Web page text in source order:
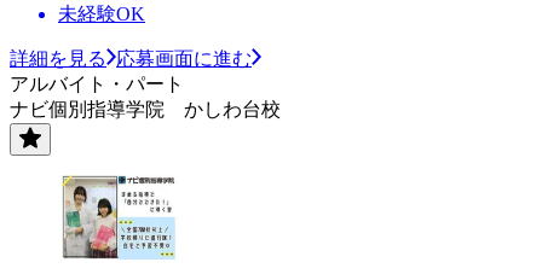
未経験OK
詳細を見る
応募画面に進む
アルバイト・パート
ナビ個別指導学院 かしわ台校